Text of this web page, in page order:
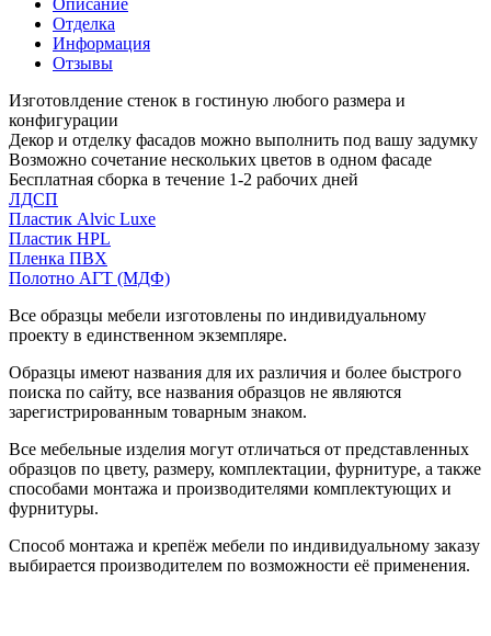
Отделка
Информация
Отзывы
Изготовлдение стенок в гостиную любого размера и
конфигурации
Декор и отделку фасадов можно выполнить под вашу задумку
Возможно сочетание нескольких цветов в одном фасаде
Бесплатная сборка в течение 1-2 рабочих дней
ЛДСП
Пластик Alvic Luxe
Пластик HPL
Пленка ПВХ
Полотно АГТ (МДФ)
Все образцы мебели изготовлены по индивидуальному
проекту в единственном экземпляре.
Образцы имеют названия для их различия и более быстрого
поиска по сайту, все названия образцов не являются
зарегистрированным товарным знаком.
Все мебельные изделия могут отличаться от представленных
образцов по цвету, размеру, комплектации, фурнитуре, а также
способами монтажа и производителями комплектующих и
фурнитуры.
Способ монтажа и крепёж мебели по индивидуальному заказу
выбирается производителем по возможности её применения.